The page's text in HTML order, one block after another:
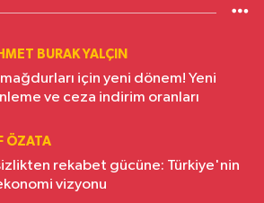
BURAK YALÇIN
mağdurları için yeni dönem! Yeni
ve ceza indirim oranları
ÖZATA
rekabet gücüne: Türkiye'nin
vizyonu